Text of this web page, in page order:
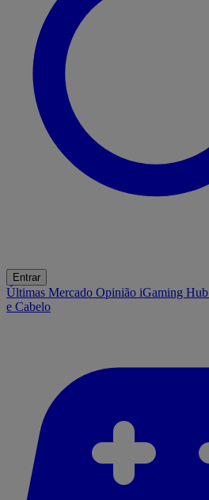
Entrar
Últimas Mercado Opinião iGaming Hub
e Cabelo